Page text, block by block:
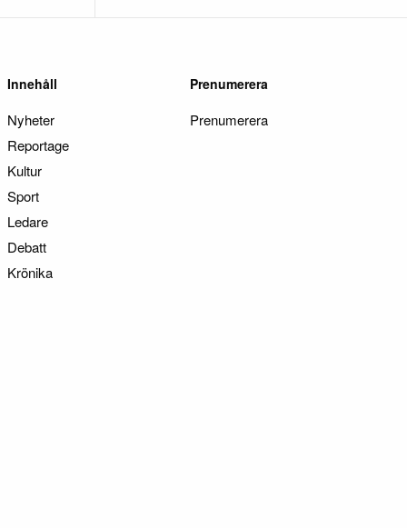
Innehåll
Nyheter
Reportage
Kultur
Sport
Ledare
Debatt
Krönika
Prenumerera
Prenumerera